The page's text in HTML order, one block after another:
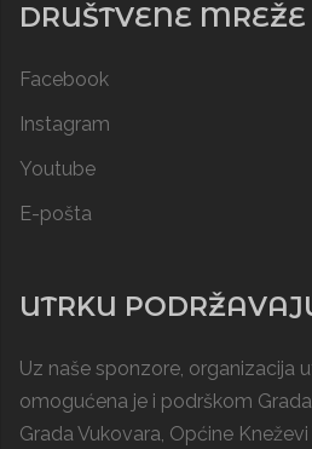
DRUŠTVENE MREŽE
Facebook
Instagram
Youtube
E-pošta
UTRKU
Uz naše sponzore, organizacija
omogućena je i podrškom
Grada Vukovara, Općine